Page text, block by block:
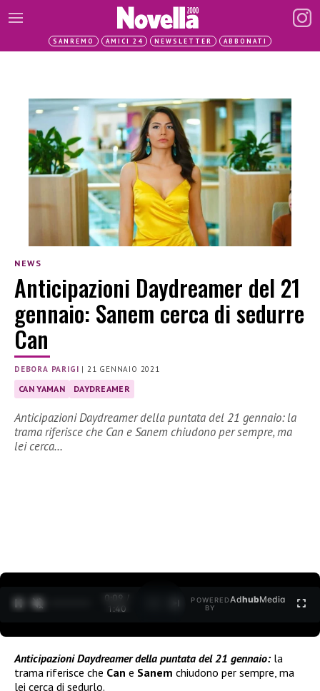
SANREMO AMICI 24 NEWSLETTER ABBONATI
NEWS
Anticipazioni Daydreamer del 21
gennaio: Sanem cerca di sedurre
Can
DEBORA PARIGI | 21 GENNAIO 2021
CAN YAMAN DAYDREAMER
Anticipazioni Daydreamer della puntata del 21 gennaio: la
trama riferisce che Can e Sanem chiudono per sempre, ma
lei cerca…
0:09 /
1:40
POWERED
BY
AdhubMedia
Anticipazioni Daydreamer della puntata del 21 gennaio:la
trama riferisce che Can e Sanem chiudono per sempre, ma
lei cerca di sedurlo.